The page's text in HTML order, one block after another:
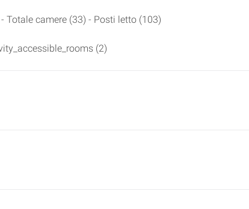
Totale camere (33) - Posti letto (103)
(2)